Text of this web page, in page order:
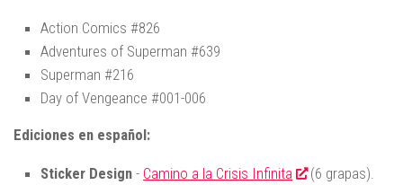
Action Comics #826
Adventures of Superman #639
Superman #216
Day of Vengeance #001-006
Ediciones en español:
Sticker Design - Camino a la Crisis Infinita
(6 grapas).